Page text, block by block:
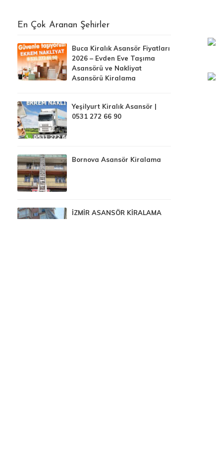
En Çok Aranan Şehirler
Buca Kiralık Asansör Fiyatları
2026 – Evden Eve Taşıma
Asansörü ve Nakliyat
Asansörü Kiralama
Yeşilyurt Kiralık Asansör |
0531 272 66 90
Bornova Asansör Kiralama
İZMİR ASANSÖR KİRALAMA